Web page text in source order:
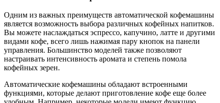
Одним из важных преимуществ автоматической кофемашины
является возможность выбора различных кофейных напитков.
Вы можете наслаждаться эспрессо, капучино, латте и другими
видами кофе, всего лишь нажимая пару кнопок на панели
управления. Большинство моделей также позволяют
настраивать интенсивность аромата и степень помола
кофейных зерен.
Автоматические кофемашины обладают встроенными
функциями, которые делают приготовление кофе еще более